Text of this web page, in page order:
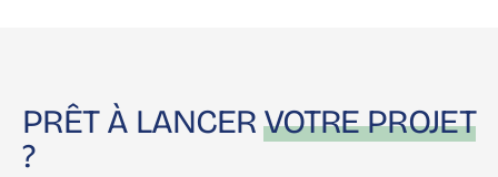
PRÊT À LANCERVOTRE PROJET
?